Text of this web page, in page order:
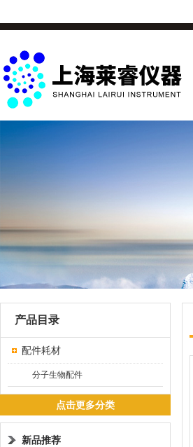
产品目录
配件耗材
分子生物配件
点击更多分类
新品推荐